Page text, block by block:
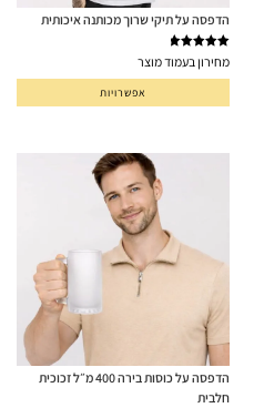
הדפסה על תיקי שרוך מכותנה איכותית
דורג5.00
מחירון בעמוד מוצר
אפשרויות
הדפסה על כוסות בירה 400 מ״ל זכוכית
חלבית